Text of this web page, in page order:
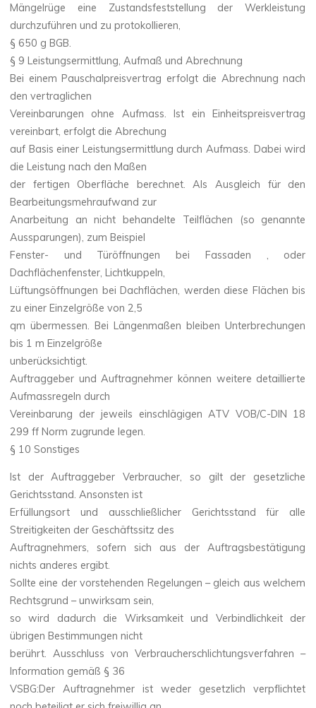
Mängelrüge eine Zustandsfeststellung der Werkleistung
durchzuführen und zu protokollieren,
§ 650 g BGB.
§ 9 Leistungsermittlung, Aufmaß und Abrechnung
Bei einem Pauschalpreisvertrag erfolgt die Abrechnung nach
den vertraglichen
Vereinbarungen ohne Aufmass. Ist ein Einheitspreisvertrag
vereinbart, erfolgt die Abrechung
auf Basis einer Leistungsermittlung durch Aufmass. Dabei wird
die Leistung nach den Maßen
der fertigen Oberfläche berechnet. Als Ausgleich für den
Bearbeitungsmehraufwand zur
Anarbeitung an nicht behandelte Teilflächen (so genannte
Aussparungen), zum Beispiel
Fenster- und Türöffnungen bei Fassaden , oder
Dachflächenfenster, Lichtkuppeln,
Lüftungsöffnungen bei Dachflächen, werden diese Flächen bis
zu einer Einzelgröße von 2,5
qm übermessen. Bei Längenmaßen bleiben Unterbrechungen
bis 1 m Einzelgröße
unberücksichtigt.
Auftraggeber und Auftragnehmer können weitere detaillierte
Aufmassregeln durch
Vereinbarung der jeweils einschlägigen ATV VOB/C-DIN 18
299 ff Norm zugrunde legen.
§ 10 Sonstiges
Ist der Auftraggeber Verbraucher, so gilt der gesetzliche
Gerichtsstand. Ansonsten ist
Erfüllungsort und ausschließlicher Gerichtsstand für alle
Streitigkeiten der Geschäftssitz des
Auftragnehmers, sofern sich aus der Auftragsbestätigung
nichts anderes ergibt.
Sollte eine der vorstehenden Regelungen – gleich aus welchem
Rechtsgrund – unwirksam sein,
so wird dadurch die Wirksamkeit und Verbindlichkeit der
übrigen Bestimmungen nicht
berührt. Ausschluss von Verbraucherschlichtungsverfahren –
Information gemäß § 36
VSBG:Der Auftragnehmer ist weder gesetzlich verpflichtet